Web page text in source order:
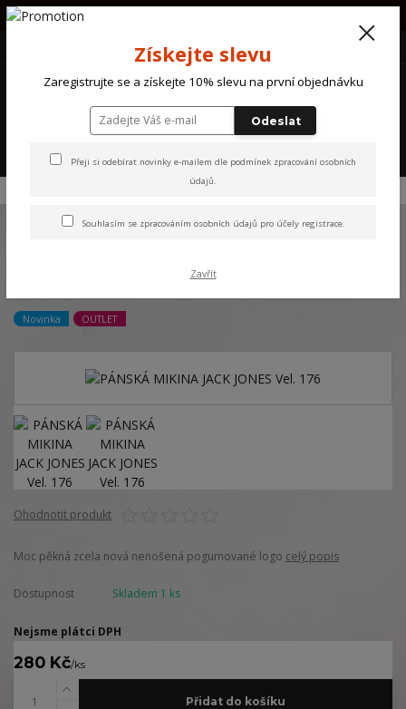
PŘI OBJEDNÁVCE NAD 1000Kč POŠTOVNÉ ZDARMA !!!!
(Po-So) 10 - 18 hod.
PÁNSKÁ MIKINA JACK JONES Vel. 176
Novinka OUTLET
Ohodnotit produkt
Moc pěkná zcela nová nenošená pogumované logo celý popis
Dostupnost Skladem 1 ks
Nejsme plátci DPH
280 Kč/ks
Přidat do košíku
Získejte slevu
Zaregistrujte se a získejte 10% slevu na první objednávku
Odeslat
Přeji si odebírat novinky e-mailem dle podmínek zpracování osobních
údajů.
Souhlasím se zpracováním osobních údajů pro účely registrace.
Zavřít